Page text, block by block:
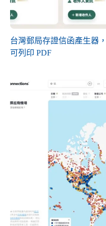
台灣郵局存證信函產生器
可列印 PDF